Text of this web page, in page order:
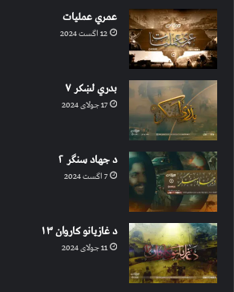
عمري عملیات
12 اگست 2024
بدري لښکر ۷
17 جولای 2024
د جهاد سنګر ۲
7 اگست 2024
د غازیانو کاروان ۱۳
11 جولای 2024